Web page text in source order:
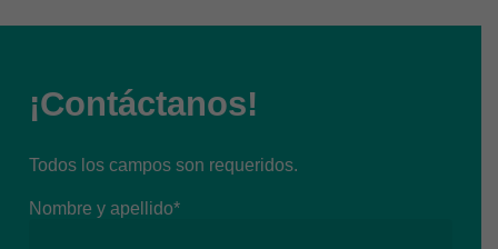
¡Contáctanos!
Todos los campos son requeridos.
Nombre y apellido*